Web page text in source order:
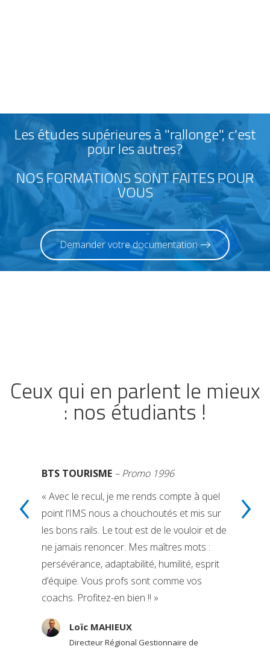
Les études supérieures à "rallonge", c'est
pour les autres?
NOS FORMATIONS SONT FAITES POUR
VOUS
Demander votre documentation
Ceux qui en parlent le mieux
: nos étudiants !
BTS TOURISME– Promo 1996
« Avec le recul, je me rends compte à quel
point l’IMS nous a chouchoutés et mis sur
les bons rails. Le tout est de le vouloir et de
ne jamais renoncer. Mes maîtres mots :
persévérance, adaptabilité, humilité, esprit
d’équipe. Vous profs sont comme vos
coachs. Profitez-en bien !! »
Loïc MAHIEUX
Directeur Régional Gestionnaire de
‹ ›